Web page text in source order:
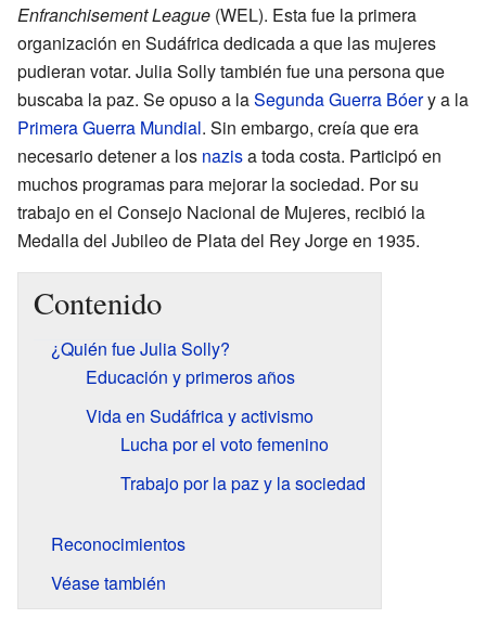
Enfranchisement League (WEL). Esta fue la primera
organización en Sudáfrica dedicada a que las mujeres
pudieran votar. Julia Solly también fue una persona que
buscaba la paz. Se opuso a laSegunda Guerra Bóery a la
Primera Guerra Mundial. Sin embargo, creía que era
necesario detener a los nazisa toda costa. Participó en
muchos programas para mejorar la sociedad. Por su
trabajo en el Consejo Nacional de Mujeres, recibió la
Medalla del Jubileo de Plata del Rey Jorge en 1935.
Contenido
¿Quién fue Julia Solly?
Educación y primeros años
Vida en Sudáfrica y activismo
Lucha por el voto femenino
Trabajo por la paz y la sociedad
Reconocimientos
Véase también